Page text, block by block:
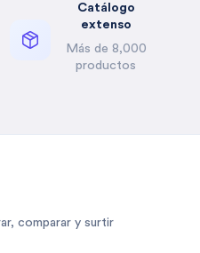
Catálogo
extenso
Más de 8,000
productos
comparar y surtir